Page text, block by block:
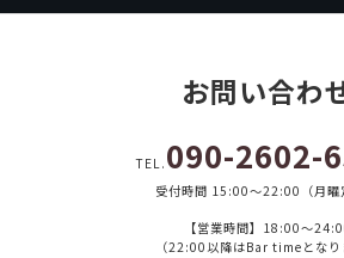
お問い合わ
TEL. 090-2602-
受付時間 15:00～22:00（月曜
【営業時間】18:00～
（22:00以降はBar timeとなり